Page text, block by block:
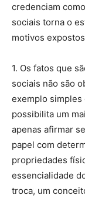
credenciam
sociais torna o
motivos
1. Os fatos que
sociais não são
exemplo simples
possibilita um
apenas afirmar
papel com
propriedades
essencialidade
troca, um